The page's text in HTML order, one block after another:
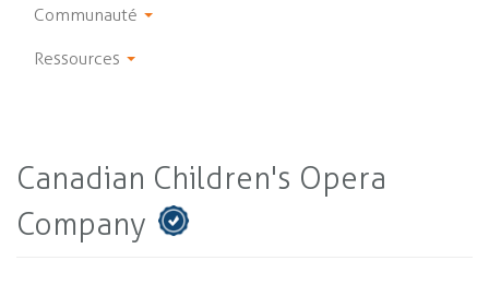
Communauté
Ressources
Canadian Children's Opera
Company